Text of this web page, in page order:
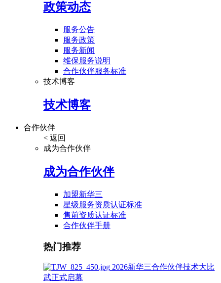
政策动态
服务公告
服务政策
服务新闻
维保服务说明
合作伙伴服务标准
技术博客
技术博客
合作伙伴
< 返回
成为合作伙伴
成为合作伙伴
加盟新华三
星级服务资质认证标准
售前资质认证标准
合作伙伴手册
热门推荐
2026新华三合作伙伴技术大比
武正式启幕